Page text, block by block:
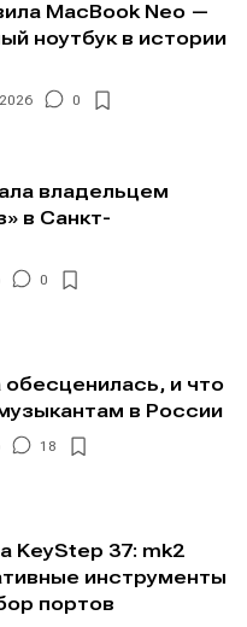
MacBook Neo —
ноутбук в истории
0
владельцем
в Санкт-
0
и что
в России
18
KeyStep 37: mk2
инструменты
портов